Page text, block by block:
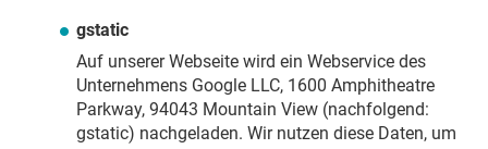
gstatic
Auf unserer Webseite wird ein Webservice des
Unternehmens Google LLC, 1600 Amphitheatre
Parkway, 94043 Mountain View (nachfolgend:
gstatic) nachgeladen. Wir nutzen diese Daten, um